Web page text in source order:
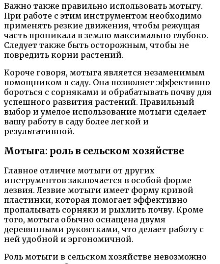
Важно также правильно использовать мотыгу.
При работе с этим инструментом необходимо
применять резкие движения, чтобы режущая
часть проникала в землю максимально глубоко.
Следует также быть осторожным, чтобы не
повредить корни растений.
Короче говоря, мотыга является незаменимым
помощником в саду. Она позволяет эффективно
бороться с сорняками и обрабатывать почву для
успешного развития растений. Правильный
выбор и умелое использование мотыги сделает
вашу работу в саду более легкой и
результативной.
Мотыга: роль в сельском хозяйстве
Главное отличие мотыги от других
инструментов заключается в особой форме
лезвия. Лезвие мотыги имеет форму кривой
пластинки, которая помогает эффективно
пропалывать сорняки и рыхлить почву. Кроме
того, мотыга обычно оснащена двумя
деревянными рукоятками, что делает работу с
ней удобной и эргономичной.
Роль мотыги в сельском хозяйстве невозможно